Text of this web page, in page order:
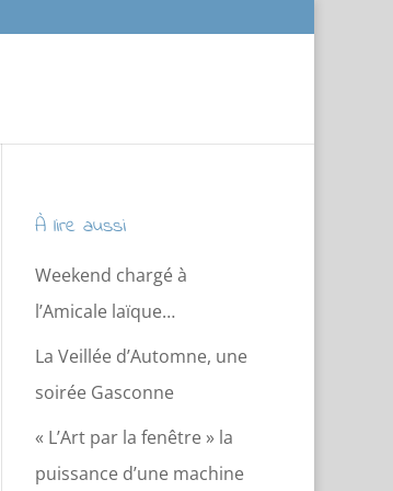
À lire aussi
Weekend chargé à
l’Amicale laïque…
La Veillée d’Automne, une
soirée Gasconne
« L’Art par la fenêtre » la
puissance d’une machine